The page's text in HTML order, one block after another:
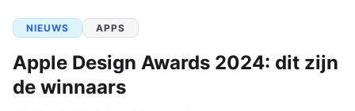
NIEUWS APPS
Apple Design Awards 2024: dit zijn
de winnaars